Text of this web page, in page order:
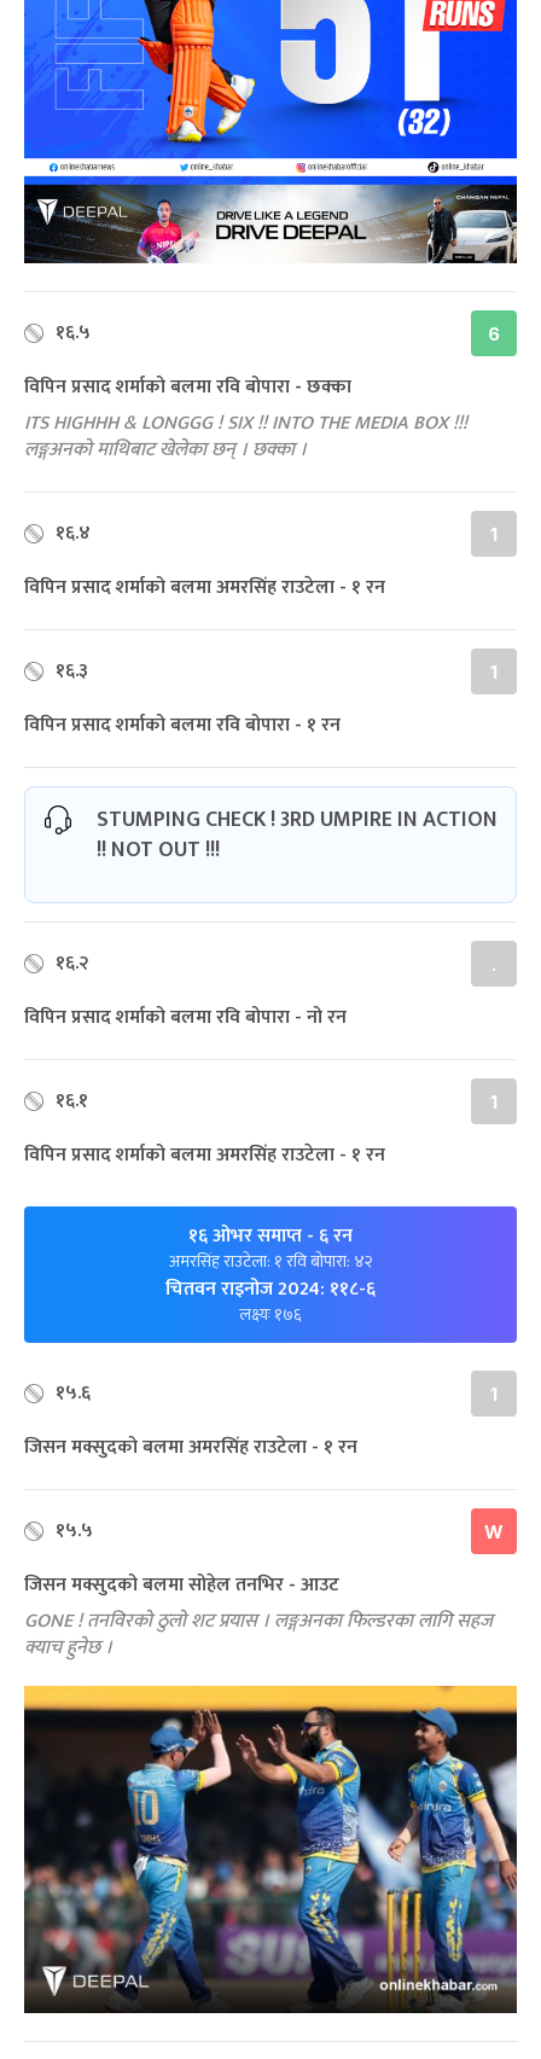
१६.५ 6
विपिन प्रसाद शर्माको बलमा रवि बोपारा - छक्का
ITS HIGHHH & LONGGG ! SIX !! INTO THE MEDIA BOX !!!
लङ्गअनको माथिबाट खेलेका छन् । छक्का ।
१६.४ 1
विपिन प्रसाद शर्माको बलमा अमरसिंह राउटेला - १ रन
१६.३ 1
विपिन प्रसाद शर्माको बलमा रवि बोपारा - १ रन
STUMPING CHECK ! 3RD UMPIRE IN ACTION
!! NOT OUT !!!
१६.२ .
विपिन प्रसाद शर्माको बलमा रवि बोपारा - नो रन
१६.१ 1
विपिन प्रसाद शर्माको बलमा अमरसिंह राउटेला - १ रन
१६ ओभर समाप्त- ६ रन
अमरसिंह राउटेला: १ रवि बोपारा: ४२
चितवन राइनोज 2024: ११८-६
लक्ष्यः १७६
१५.६ 1
जिसन मक्सुदको बलमा अमरसिंह राउटेला - १ रन
१५.५ W
जिसन मक्सुदको बलमा सोहेल तनभिर - आउट
GONE ! तनविरको ठुलो शट प्रयास । लङ्गअनका फिल्डरका लागि सहज
क्याच हुनेछ ।